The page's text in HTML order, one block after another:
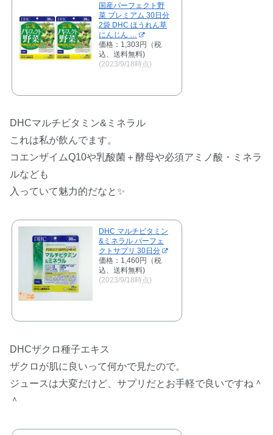
国産パーフェクト野
菜 プレミアム 30日分
2袋 DHC ほうれん草
にんじん …
価格：1,303円（税
込、送料無料)
(2023/9/18時点)
DHCマルチビタミン&ミネラル
これは私が飲んでます。
コエンザイムQ10や乳酸菌＋酵母や必須アミノ酸・ミネラ
ルなども
入っていて魅力的だなと✨
DHC マルチビタミン
&ミネラル パーフェ
クトサプリ 30日分
価格：1,460円（税
込、送料無料)
(2023/9/18時点)
DHCザクロ種子エキス
ザクロが肌に良いって何かで見たので。
ジュースは大変だけど、サプリだとお手軽で良いですね＾
＾